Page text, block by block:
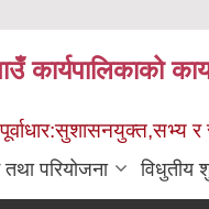
कार्यपालिकाको
परियोजना विधुतीय